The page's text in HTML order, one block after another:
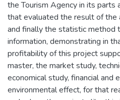
the Tourism Agency in its parts
that evaluated the result of the
and finally the statistic method
information, demonstrating in
profitability of this project
master, the market study,
economical study, financial and
environmental effect, for that